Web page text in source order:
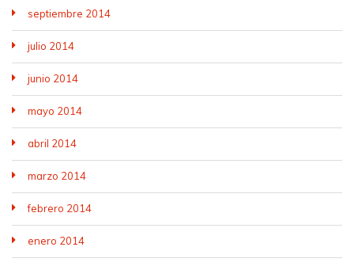
septiembre 2014
julio 2014
junio 2014
mayo 2014
abril 2014
marzo 2014
febrero 2014
enero 2014